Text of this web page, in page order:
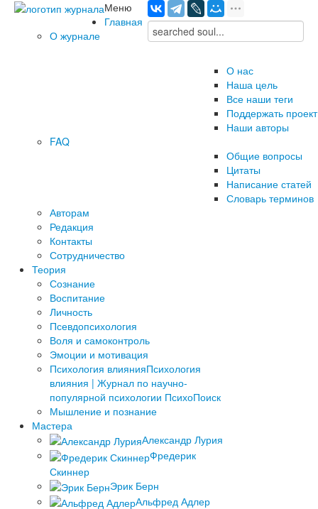
Меню
Главная
О журнале
О нас
Наша цель
Все наши теги
Поддержать проект
Наши авторы
FAQ
Общие вопросы
Цитаты
Написание статей
Словарь терминов
Авторам
Редакция
­Контакты
Сотрудничество
Теория
Сознание
Воспитание
Личность
Псевдопсихология
Воля и самоконтроль
Эмоции и мотивация
Психология влиянияПсихология
влияния | Журнал по научно-
популярной психологии ПсихоПоиск
Мышление и познание
Мастера
Александр Лурия
Фредерик
Скиннер
Эрик Берн
Альфред Адлер